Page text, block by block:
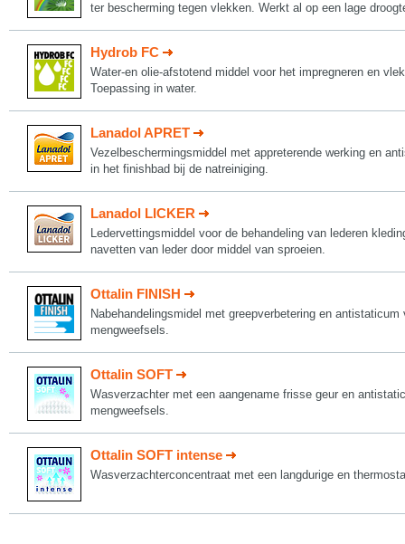
ter bescherming tegen vlekken. Werkt al op een lage
Hydrob FC
Water-en olie-afstotend middel voor het impregneren en
Toepassing in water.
Lanadol APRET
Vezelbeschermingsmiddel met appreterende werking en
in het finishbad bij de natreiniging.
Lanadol LICKER
Ledervettingsmiddel voor de behandeling van lederen
navetten van leder door middel van sproeien.
Ottalin FINISH
Nabehandelingsmidel met greepverbetering en
mengweefsels.
Ottalin SOFT
Wasverzachter met een aangename frisse geur en
mengweefsels.
Ottalin SOFT intense
Wasverzachterconcentraat‪ met een langdurige en